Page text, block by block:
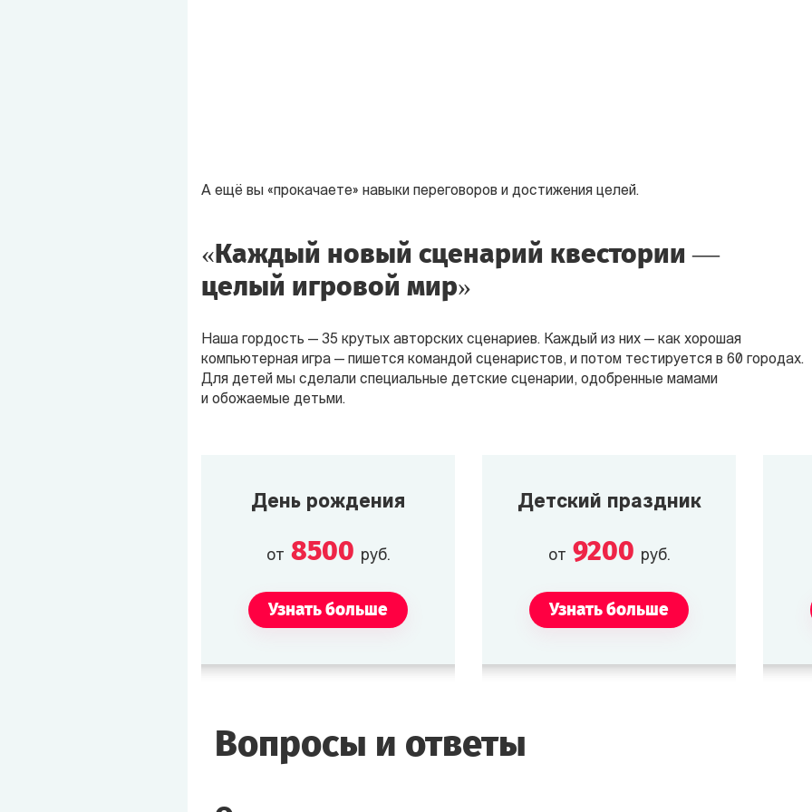
А ещё вы «прокачаете» навыки переговоров и достижения целей.
«Каждый новый сценарий квестории —
целый игровой мир»
Наша гордость — 35 крутых авторских сценариев. Каждый из них — как хорошая
компьютерная игра — пишется командой сценаристов, и потом тестируется в 60 городах.
Для детей мы сделали специальные детские сценарии, одобренные мамами
и обожаемые детьми.
День рождения
от 8500 руб.
Узнать больше
Детский праздник
от 9200 руб.
Узнать больше
Вопросы и ответы